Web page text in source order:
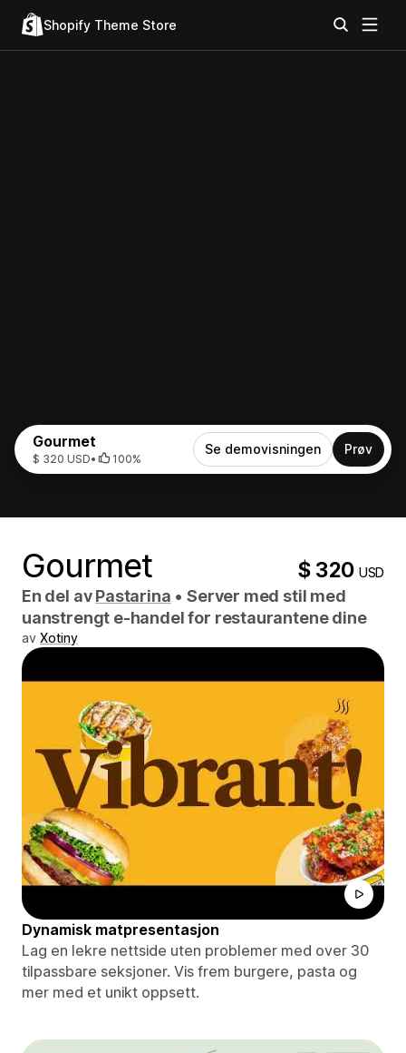
Shopify Theme Store
Gourmet
$ 320 USD• 100%
Se demovisningen Prøv
Gourmet $ 320USD
En del avPastarina • Server med stil med
uanstrengt e-handel for restaurantene dine
av Xotiny
Dynamisk matpresentasjon
Lag en lekre nettside uten problemer med over 30
tilpassbare seksjoner. Vis frem burgere, pasta og
mer med et unikt oppsett.